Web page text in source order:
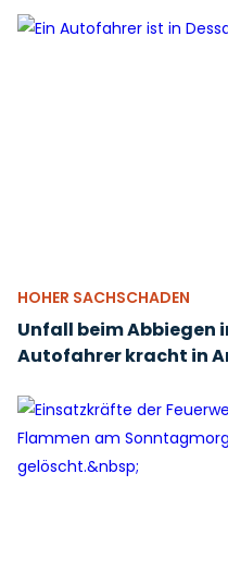
HOHER SACHSCHADEN
Unfall beim Abbiegen
Autofahrer kracht in